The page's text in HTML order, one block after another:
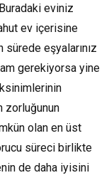
eviniz
ev içerisine
eşyalarınız
gerekiyorsa yine
zorluğunun
olan en üst
süreci birlikte
de daha iyisini